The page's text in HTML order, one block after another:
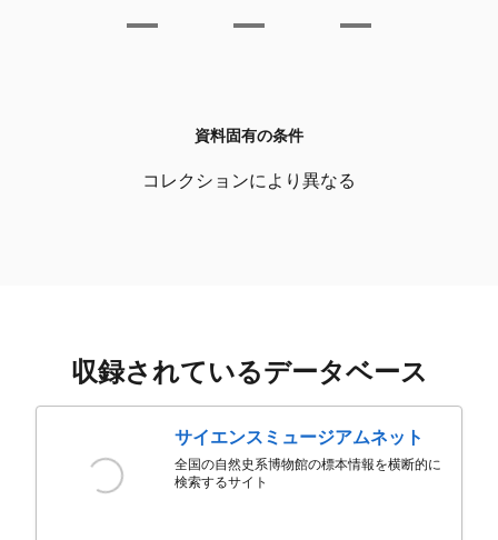
資料固有の条件
コレクションにより異なる
収録されているデータベース
サイエンスミュージアムネット
全国の自然史系博物館の標本情報を横断的に
検索するサイト